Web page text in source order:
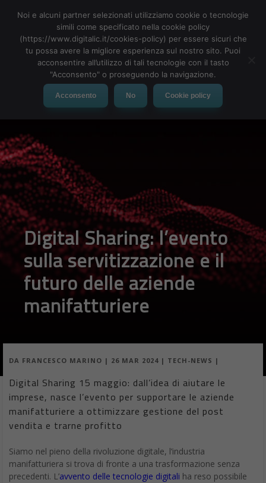
MENU
Digital Sharing: l’evento
sulla servitizzazione e il
futuro delle aziende
manifatturiere
DA FRANCESCO MARINO | 26 MAR 2024 | TECH-NEWS |
Digital Sharing 15 maggio: dall’idea di aiutare le
imprese, nasce l’evento per supportare le aziende
manifatturiere a ottimizzare gestione del post
vendita e trarne profitto
Siamo nel pieno della rivoluzione digitale, l’industria
manifatturiera si trova di fronte a una trasformazione senza
precedenti. L’avvento delle tecnologie digitali ha reso possibile
Noi e alcuni partner selezionati utilizziamo cookie o tecnologie
simili come specificato nella cookie policy
(https://www.digitalic.it/cookies-policy) per essere sicuri che
tu possa avere la migliore esperienza sul nostro sito. Puoi
acconsentire all’utilizzo di tali tecnologie con il tasto
"Acconsento" o proseguendo la navigazione.
Acconsento No Cookie policy